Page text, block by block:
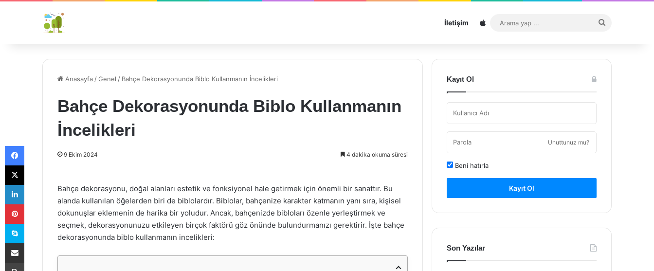
İletişim Sitemap
...
Anasayfa /Genel / Bahçe Dekorasyonunda Biblo Kullanmanın İncelikleri
Bahçe Dekorasyonunda Biblo Kullanmanın
İncelikleri
9 Ekim 2024 4 dakika okuma süresi
Bahçe dekorasyonu, doğal alanları estetik ve fonksiyonel hale getirmek için önemli bir sanattır. Bu
alanda kullanılan öğelerden biri de biblolardır. Biblolar, bahçenize karakter katmanın yanı sıra, kişisel
dokunuşlar eklemenin de harika bir yoludur. Ancak, bahçenizde bibloları özenle yerleştirmek ve
seçmek, dekorasyonunuzu etkileyen birçok faktörü göz önünde bulundurmanızı gerektirir. İşte bahçe
dekorasyonunda biblo kullanmanın incelikleri:
Kayıt Ol
Unuttunuz mu?
Beni hatırla
Kayıt Ol
Son Yazılar
Facebook
X
LinkedIn
Pinterest
Skype
E-Posta ile paylaş